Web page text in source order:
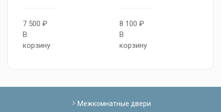
7 500 ₽
В
корзину
8 100 ₽
В
корзину
Межкомнатные двери